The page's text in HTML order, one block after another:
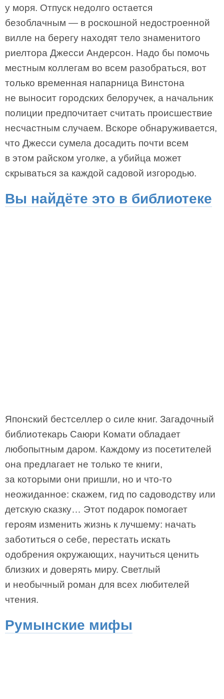
у моря. Отпуск недолго остается
безоблачным — в роскошной недостроенной
вилле на берегу находят тело знаменитого
риелтора Джесси Андерсон. Надо бы помочь
местным коллегам во всем разобраться, вот
только временная напарница Винстона
не выносит городских белоручек, а начальник
полиции предпочитает считать происшествие
несчастным случаем. Вскоре обнаруживается,
что Джесси сумела досадить почти всем
в этом райском уголке, а убийца может
скрываться за каждой садовой изгородью.
Вы найдёте это в библиотеке
Японский бестселлер о силе книг. Загадочный
библиотекарь Саюри Комати обладает
любопытным даром. Каждому из посетителей
она предлагает не только те книги,
за которыми они пришли, но и что-то
неожиданное: скажем, гид по садоводству или
детскую сказку… Этот подарок помогает
героям изменить жизнь к лучшему: начать
заботиться о себе, перестать искать
одобрения окружающих, научиться ценить
близких и доверять миру. Светлый
и необычный роман для всех любителей
чтения.
Румынские мифы